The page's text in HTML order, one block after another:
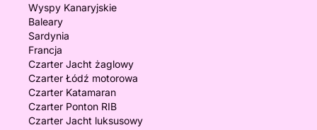
Wyspy Kanaryjskie
Baleary
Sardynia
Francja
Czarter Jacht żaglowy
Czarter Łódź motorowa
Czarter Katamaran
Czarter Ponton RIB
Czarter Jacht luksusowy